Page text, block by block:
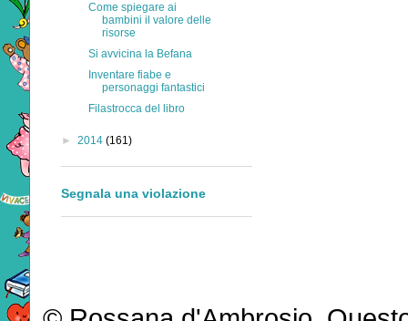
Come spiegare ai
bambini il valore delle
risorse
Si avvicina la Befana
Inventare fiabe e
personaggi fantastici
Filastrocca del libro
► 2014 (161)
Segnala una violazione